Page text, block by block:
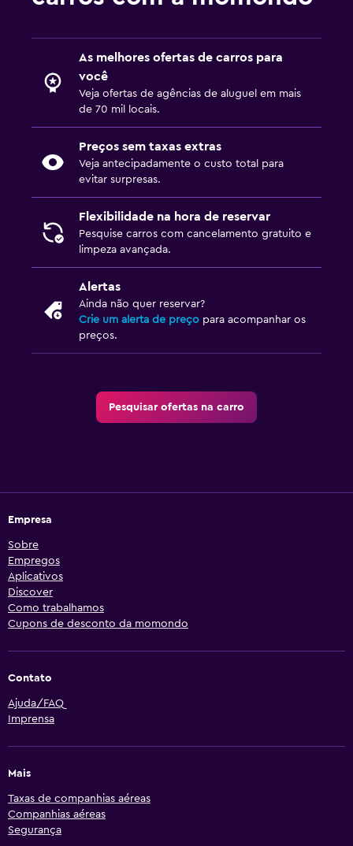
As melhores ofertas de carros para
você
Veja ofertas de agências de aluguel em mais
de 70 mil locais.
Preços sem taxas extras
Veja antecipadamente o custo total para
evitar surpresas.
Flexibilidade na hora de reservar
Pesquise carros com cancelamento gratuito e
limpeza avançada.
Alertas
Ainda não quer reservar?
Crie um alerta de preço para acompanhar os
preços.
Pesquisar ofertas na carro
Empresa
Sobre
Empregos
Aplicativos
Discover
Como trabalhamos
Cupons de desconto da momondo
Contato
Ajuda/FAQ
Imprensa
Mais
Taxas de companhias aéreas
Companhias aéreas
Segurança